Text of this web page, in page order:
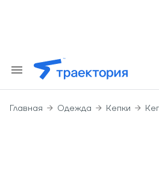
Главная Одежда Кепки